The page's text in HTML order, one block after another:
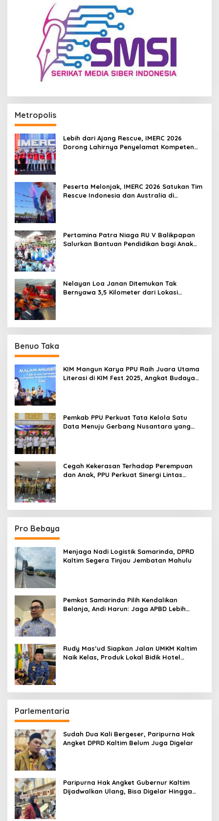
Metropolis
Lebih dari Ajang Rescue, IMERC 2026
Dorong Lahirnya Penyelamat Kompeten
Peserta Melonjak, IMERC 2026 Satukan Tim
Rescue Indonesia dan Australia di
Pertamina Patra Niaga RU V Balikpapan
Salurkan Bantuan Pendidikan bagi Anak
Nelayan Loa Janan Ditemukan Tak
Bernyawa 3,5 Kilometer dari Lokasi
Benuo Taka
KIM Mangun Karya PPU Raih Juara Utama
Literasi di KIM Fest 2025, Angkat Budaya
Pemkab PPU Perkuat Tata Kelola Satu
Data Menuju Gerbang Nusantara yang
Cegah Kekerasan Terhadap Perempuan
dan Anak, PPU Perkuat Sinergi Lintas
Pro Bebaya
Menjaga Nadi Logistik Samarinda, DPRD
Kaltim Segera Tinjau Jembatan Mahulu
Pemkot Samarinda Pilih Kendalikan
Belanja, Andi Harun: Jaga APBD Lebih
Rudy Mas’ud Siapkan Jalan UMKM Kaltim
Naik Kelas, Produk Lokal Bidik Hotel
Parlementaria
Sudah Dua Kali Bergeser, Paripurna Hak
Angket DPRD Kaltim Belum Juga Digelar
Paripurna Hak Angket Gubernur Kaltim
Dijadwalkan Ulang, Bisa Digelar Hingga